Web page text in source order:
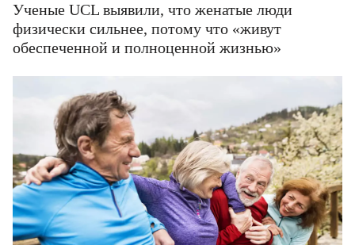
Ученые UCL выявили, что женатые люди
физически сильнее, потому что «живут
обеспеченной и полноценной жизнью»